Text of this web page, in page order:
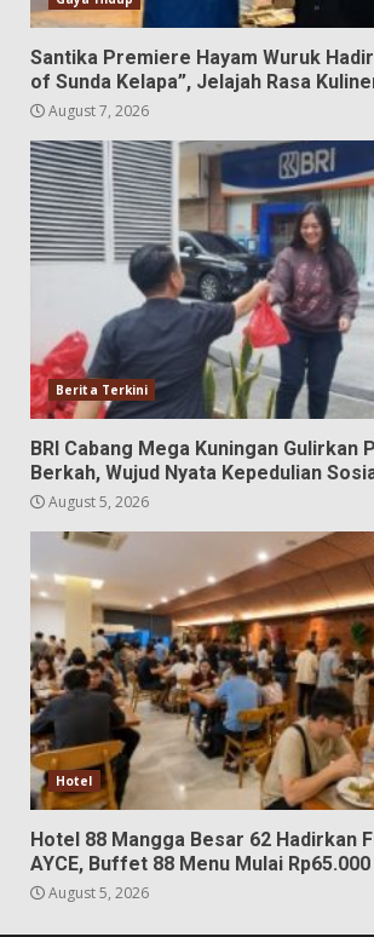
Santika Premiere Hayam Wuruk
of Sunda Kelapa”, Jelajah Rasa
August 7, 2026
Berita Terkini
BRI Cabang Mega Kuningan Gulirkan
Berkah, Wujud Nyata Kepedulian
August 5, 2026
Hotel
Hotel 88 Mangga Besar 62 Hadirkan
AYCE, Buffet 88 Menu Mulai Rp65.000
August 5, 2026